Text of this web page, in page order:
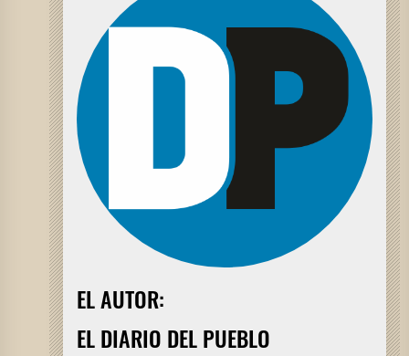
EL AUTOR:
EL DIARIO DEL PUEBLO